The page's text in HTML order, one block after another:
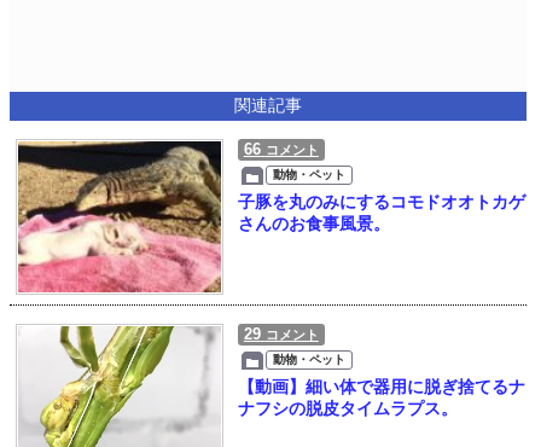
関連記事
66 コメント
動物・ペット
子豚を丸のみにするコモドオオトカゲ
さんのお食事風景。
29 コメント
動物・ペット
【動画】細い体で器用に脱ぎ捨てるナ
ナフシの脱皮タイムラプス。